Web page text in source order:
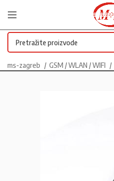
ms-zagreb GSM / WLAN / WIFI